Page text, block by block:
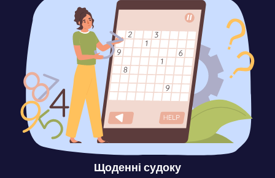
Щоденні судоку